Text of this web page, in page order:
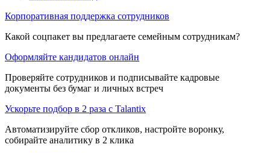
Корпоративная поддержка сотрудников
Какой соцпакет вы предлагаете семейным сотрудникам?
Оформляйте кандидатов онлайн
Проверяйте сотрудников и подписывайте кадровые
документы без бумаг и личных встреч
Ускорьте подбор в 2 раза с Talantix
Автоматизируйте сбор откликов, настройте воронку,
собирайте аналитику в 2 клика